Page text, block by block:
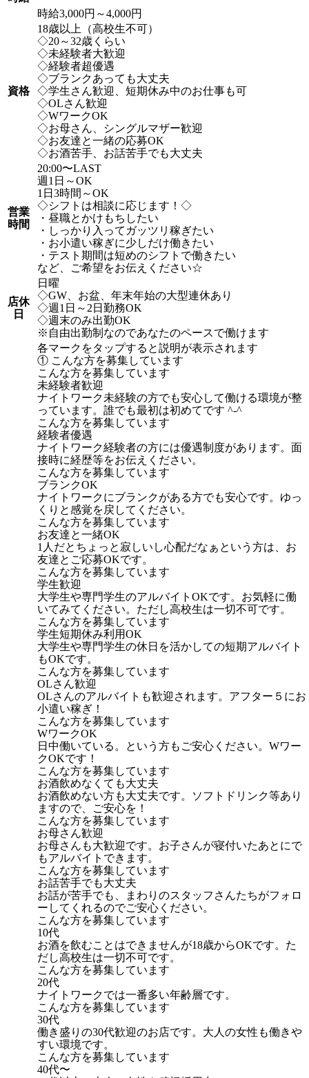
時給3,000円～4,000円
資格
18歳以上（高校生不可）
◇20～32歳くらい
◇未経験者大歓迎
◇経験者超優遇
◇ブランクあっても大丈夫
◇学生さん歓迎、短期休み中のお仕事も可
◇OLさん歓迎
◇WワークOK
◇お母さん、シングルマザー歓迎
◇お友達と一緒の応募OK
◇お酒苦手、お話苦手でも大丈夫
営業
時間
20:00〜LAST
週1日～OK
1日3時間～OK
◇シフトは相談に応じます！◇
・昼職とかけもちしたい
・しっかり入ってガッツリ稼ぎたい
・お小遣い稼ぎに少しだけ働きたい
・テスト期間は短めのシフトで働きたい
など、ご希望をお伝えください☆
店休
日
日曜
◇GW、お盆、年末年始の大型連休あり
◇週1日～2日勤務OK
◇週末のみ出勤OK
※自由出勤制なのであなたのペースで働けます
各マークをタップすると説明が表示されます
① こんな方を募集しています
こんな方を募集しています
未経験者歓迎
ナイトワーク未経験の方でも安心して働ける環境が整
っています。誰でも最初は初めてです ^-^
こんな方を募集しています
経験者優遇
ナイトワーク経験者の方には優遇制度があります。面
接時に経歴等をお伝えください。
こんな方を募集しています
ブランクOK
ナイトワークにブランクがある方でも安心です。ゆっ
くりと感覚を戻してください。
こんな方を募集しています
お友達と一緒OK
1人だとちょっと寂しいし心配だなぁという方は、お
友達とご応募OKです。
こんな方を募集しています
学生歓迎
大学生や専門学生のアルバイトOKです。お気軽に働
いてみてください。ただし高校生は一切不可です。
こんな方を募集しています
学生短期休み利用OK
大学生や専門学生の休日を活かしての短期アルバイト
もOKです。
こんな方を募集しています
OLさん歓迎
OLさんのアルバイトも歓迎されます。アフター５にお
小遣い稼ぎ！
こんな方を募集しています
WワークOK
日中働いている。という方もご安心ください。Wワー
クOKです！
こんな方を募集しています
お酒飲めなくても大丈夫
お酒飲めない方も大丈夫です。ソフトドリンク等あり
ますので、ご安心を！
こんな方を募集しています
お母さん歓迎
お母さんも大歓迎です。お子さんが寝付いたあとにで
もアルバイトできます。
こんな方を募集しています
お話苦手でも大丈夫
お話が苦手でも、まわりのスタッフさんたちがフォロ
ーしてくれるのでご安心ください。
こんな方を募集しています
10代
お酒を飲むことはできませんが18歳からOKです。た
だし高校生は一切不可です。
こんな方を募集しています
20代
ナイトワークでは一番多い年齢層です。
こんな方を募集しています
30代
働き盛りの30代歓迎のお店です。大人の女性も働きや
すい環境です。
こんな方を募集しています
40代〜